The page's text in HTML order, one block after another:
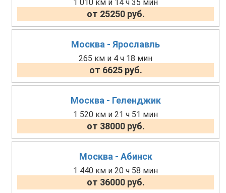
1 010 км и 14 ч 35 мин
от 25250 руб.
Москва - Ярославль
265 км и 4 ч 18 мин
от 6625 руб.
Москва - Геленджик
1 520 км и 21 ч 51 мин
от 38000 руб.
Москва - Абинск
1 440 км и 20 ч 58 мин
от 36000 руб.